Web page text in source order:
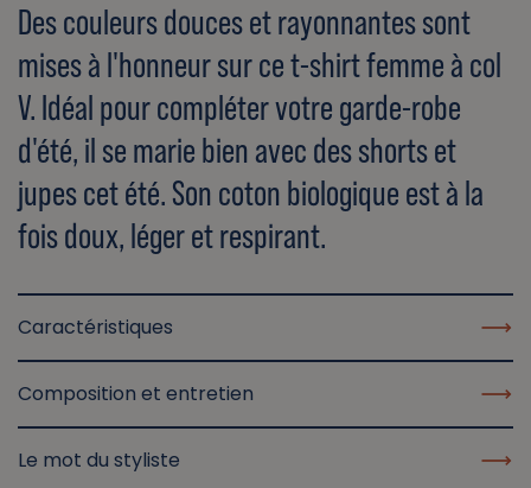
Des couleurs douces et rayonnantes sont
mises à l'honneur sur ce t-shirt femme à col
V. Idéal pour compléter votre garde-robe
d'été, il se marie bien avec des shorts et
jupes cet été. Son coton biologique est à la
fois doux, léger et respirant.
Caractéristiques
Composition et entretien
Le mot du styliste